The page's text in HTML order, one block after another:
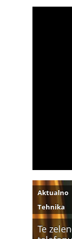
Te
Aktualno
Tehnika